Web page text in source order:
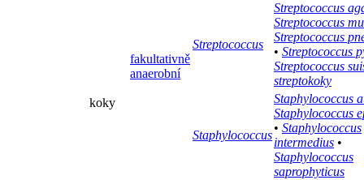
koky
fakultativně
anaerobní
Streptococcus
Streptococcus
Streptococcus
Streptococcus
• Streptococcus
Streptococcus
streptokoky
Staphylococcus
Staphylococcus
Staphylococcus
• Staphylococcus
intermedius •
Staphylococcus
saprophyticus